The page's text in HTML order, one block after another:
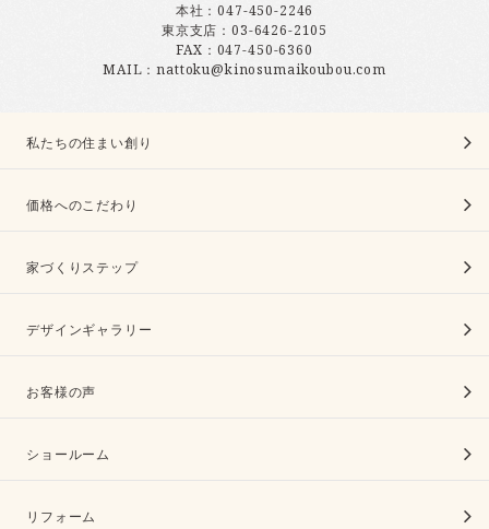
本社：047-450-2246
東京支店：03-6426-2105
FAX：047-450-6360
MAIL：nattoku@kinosumaikoubou.com
私たちの住まい創り
価格へのこだわり
家づくりステップ
デザインギャラリー
お客様の声
ショールーム
リフォーム